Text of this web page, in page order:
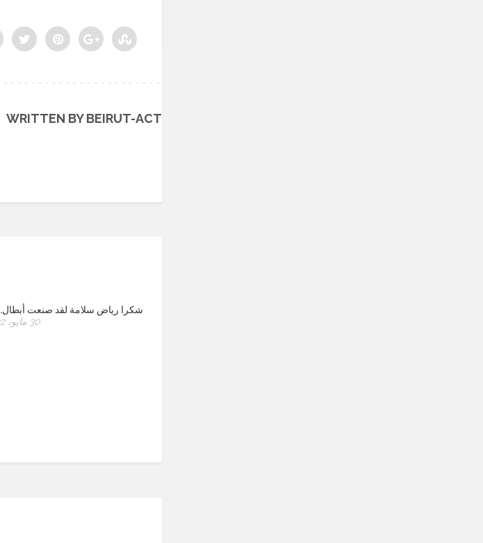
WRITTEN BY BEIRUT-ACT
شكرا رياض سلامة لقد صنعت أبطال.
30 مايو، 2022